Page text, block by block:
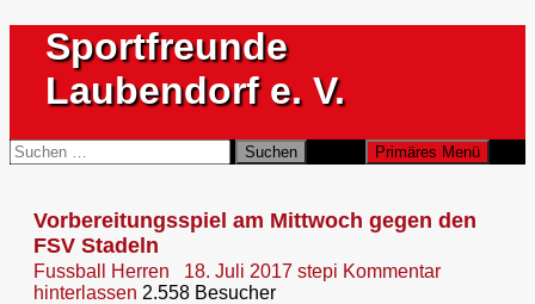
Inhalt
springen
Sportfreunde
Laubendorf e. V.
Suchen Primäres Menü
Suchen
nach:
Vorbereitungsspiel am Mittwoch gegen den
FSV Stadeln
Fussball Herren 18. Juli 2017 stepi Kommentar
hinterlassen 2.558 Besucher